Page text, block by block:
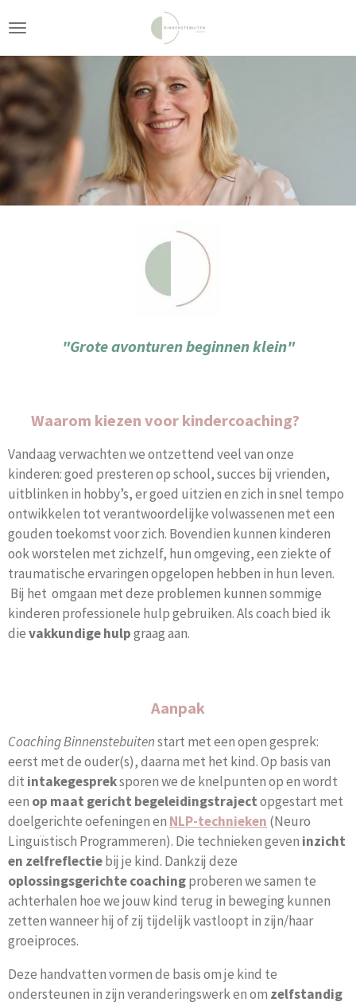
direct
naar
de
hoofdinhoud
"Grote avonturen beginnen klein"
Waarom kiezen voor kindercoaching?
Vandaag verwachten we ontzettend veel van onze
kinderen: goed presteren op school, succes bij vrienden,
uitblinken in hobby’s, er goed uitzien en zich in snel tempo
ontwikkelen tot verantwoordelijke volwassenen met een
gouden toekomst voor zich. Bovendien kunnen kinderen
ook worstelen met zichzelf, hun omgeving, een ziekte of
traumatische ervaringen opgelopen hebben in hun leven.
Bij het omgaan met deze problemen kunnen sommige
kinderen professionele hulp gebruiken. Als coach bied ik
dievakkundige hulpgraag aan.
Aanpak
Coaching Binnenstebuitenstart met een open gesprek:
eerst met de ouder(s), daarna met het kind.Op basis van
dit intakegespreksporen we de knelpunten op en wordt
een op maat gericht begeleidingstrajectopgestart met
doelgerichte oefeningen en NLP-technieken (Neuro
Linguïstisch Programmeren). Die technieken geven inzicht
en zelfreflectiebij je kind. Dankzij deze
oplossingsgerichte coachingproberen we samen te
achterhalen hoe we jouw kind terug in beweging kunnen
zetten wanneer hij of zij tijdelijk vastloopt in zijn/haar
groeiproces.
Deze handvatten vormen de basis om je kind te
ondersteunen in zijn veranderingswerk enom zelfstandig